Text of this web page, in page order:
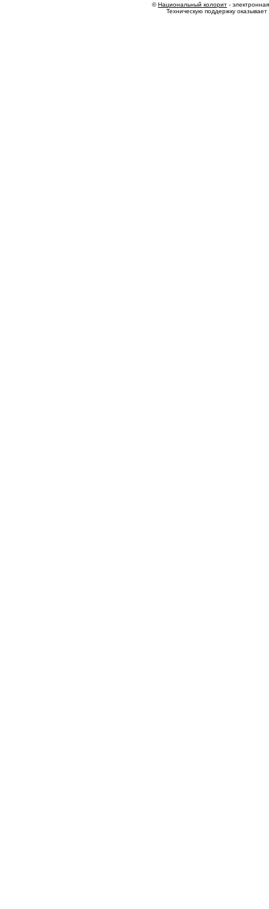
©Национальный колорит -
Техническую поддержку